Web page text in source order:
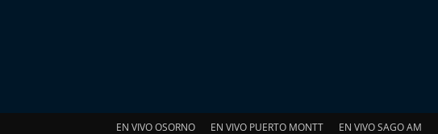
EN VIVO OSORNO EN VIVO PUERTO MONTT EN VIVO SAGO AM